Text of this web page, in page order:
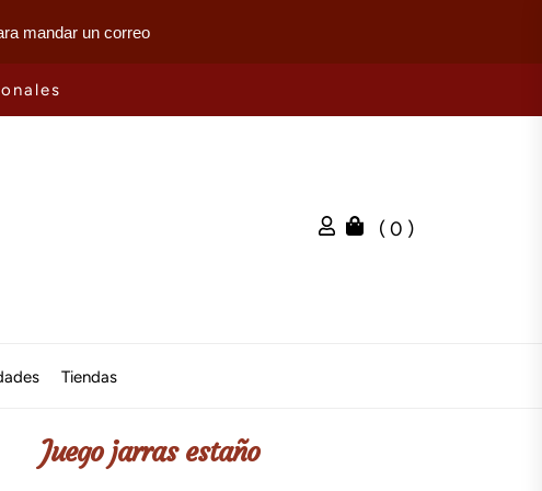
mandar un correo
( 0 )
Tiendas
Juego jarras estaño